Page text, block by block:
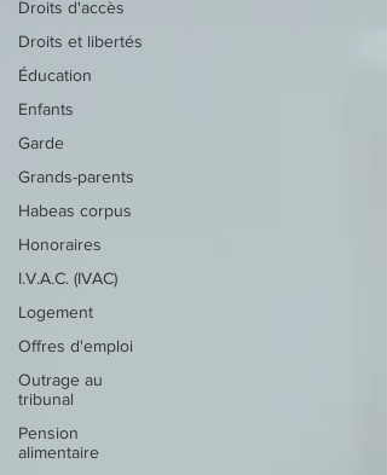
Droits d'accès
Droits et libertés
Éducation
Enfants
Garde
Grands-parents
Habeas corpus
Honoraires
I.V.A.C. (IVAC)
Logement
Offres d'emploi
Outrage au
tribunal
Pension
alimentaire